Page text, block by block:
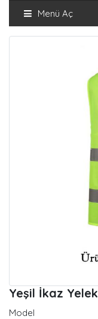
Menü Aç
Yeşil İkaz Yelek
Model